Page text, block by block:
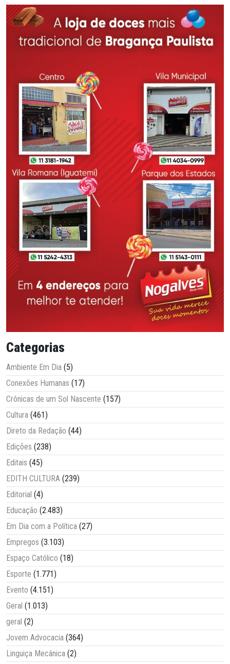
Categorias
Ambiente Em Dia (5)
Conexões Humanas (17)
Crônicas de um Sol Nascente (157)
Cultura (461)
Direto da Redação (44)
Edições (238)
Editais (45)
EDITH CULTURA (239)
Editorial (4)
Educação (2.483)
Em Dia com a Política (27)
Empregos (3.103)
Espaço Católico (18)
Esporte (1.771)
Evento (4.151)
Geral (1.013)
geral (2)
Jovem Advocacia (364)
Linguiça Mecânica (2)